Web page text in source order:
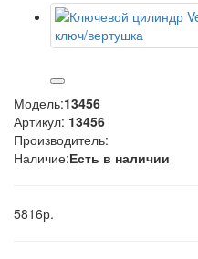
Модель:13456
Артикул: 13456
Производитель:
Наличие:Есть в наличии
5816р.